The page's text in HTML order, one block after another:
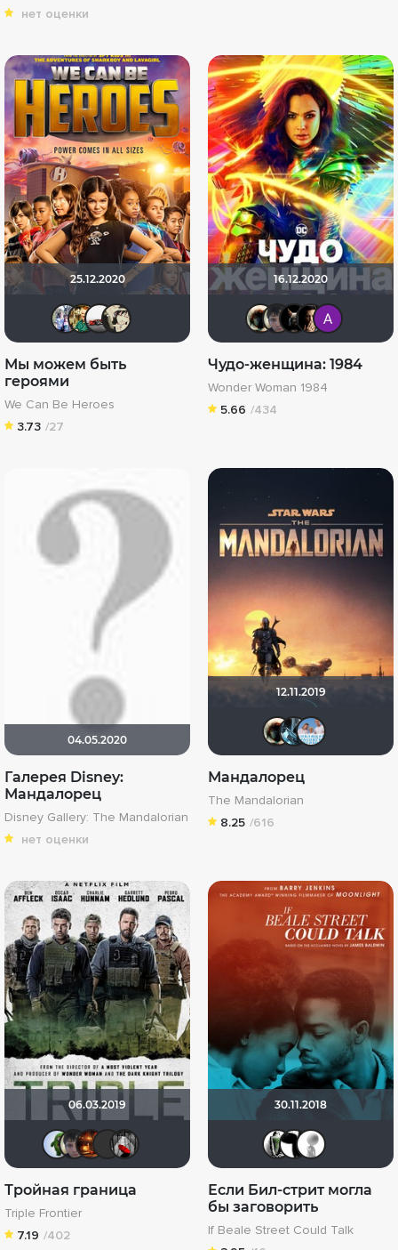
нет оценки
25.12.2020
Андрей Винтоняк
Виктор Валентинович
KirsanXIII
Мы можем быть
героями
We Can Be Heroes
3.73 /27
16.12.2020
Haotik
Чудо-женщина: 1984
Wonder Woman 1984
5.66 /434
04.05.2020
Галерея Disney:
Мандалорец
Disney Gallery: The Mandalorian
нет оценки
12.11.2019
Мандалорец
The Mandalorian
8.25 /616
06.03.2019
ДЮ Askhab Abutalipov
Мышь Белая
Тройная граница
Triple Frontier
7.19 /402
30.11.2018
Если Бил-стрит могла
бы заговорить
If Beale Street Could Talk